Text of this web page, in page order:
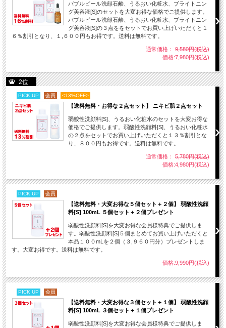
バブルピール洗顔石鹸、うるおい化粧水、ブライトニン
グ美容液[S]のセットを大変お得な価格でご提供します。
バブルピール洗顔石鹸、うるおい化粧水、ブライトニン
グ美容液[S]の３点ををセットでお買い上げいただくと１
６％割引となり、１,６００円もお得です。送料は無料です。
通常価格： 9,580円(税込)
価格:7,980円(税込)
2位
PICK UP 会員 <13%OFF>
【送料無料・お得な２点セット】 ニキビ肌２点セット
弱酸性洗顔料[S]、うるおい化粧水のセットを大変お得な
価格でご提供します。弱酸性洗顔料[S]、うるおい化粧水
の２点をセットでお買い上げいただくと１３％割引とな
り、８００円もお得です。送料は無料です。
通常価格： 5,780円(税込)
価格:4,980円(税込)
PICK UP 会員
【送料無料・大変お得な５個セット＋２個】 弱酸性洗顔
料[S] 100mL ５個セット＋２個プレゼント
弱酸性洗顔料[S]を大変お得な会員様特典でご提供しま
す。弱酸性洗顔料[S]５個まとめてお買い上げいただくと
本品１００mLを２個（３,９６０円分）プレゼントしま
す。大変お得です。送料は無料です。
価格:9,990円(税込)
PICK UP 会員
【送料無料・大変お得な３個セット＋１個】 弱酸性洗顔
料[S] 100mL ３個セット＋１個プレゼント
弱酸性洗顔料[S]を大変お得な会員様特典でご提供しま